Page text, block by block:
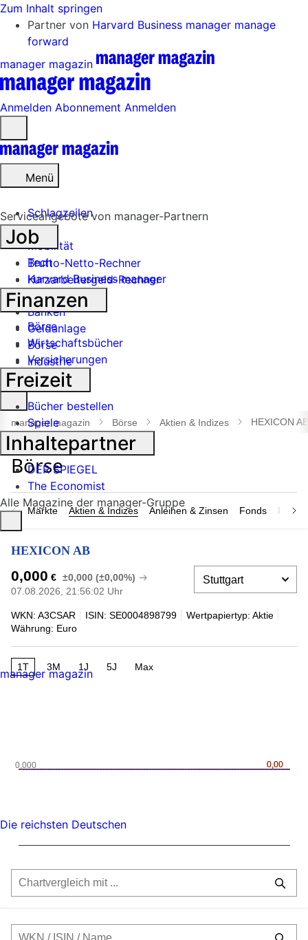
Zum Inhalt springen
Partner von Harvard Business manager manage
forward
manager magazin
Anmelden Abonnement Anmelden
öffnen
Menü
Schlagzeilen
Mobilität
Tech
Harvard Business manager
Handel
Banken
Geldanlage
Börse
Industrie
Suche
öffnen
manager magazin Börse Aktien & Indizes HEXICON AB
Märkte Aktien & Indizes Anleihen & Zinsen Fonds
HEXICON AB
0,000 € ±0,000 (±0,00%)
07.08.2026, 21:56:02 Uhr
WKN: A3CSAR ISIN: SE0004898799
Wertpapiertyp: Aktie
Währung: Euro
1T 3M 1J 5J Max
0,00
0,00
0,000
Serviceangebote von manager-Partnern
Job
Brutto-Netto-Rechner
Kurzarbeitergeld-Rechner
Finanzen
Börse
Wirtschaftsbücher
Versicherungen
Freizeit
Bücher bestellen
Spiele
Inhaltepartner
DER SPIEGEL
The Economist
Alle Magazine der manager-Gruppe
manager magazin
Die reichsten Deutschen